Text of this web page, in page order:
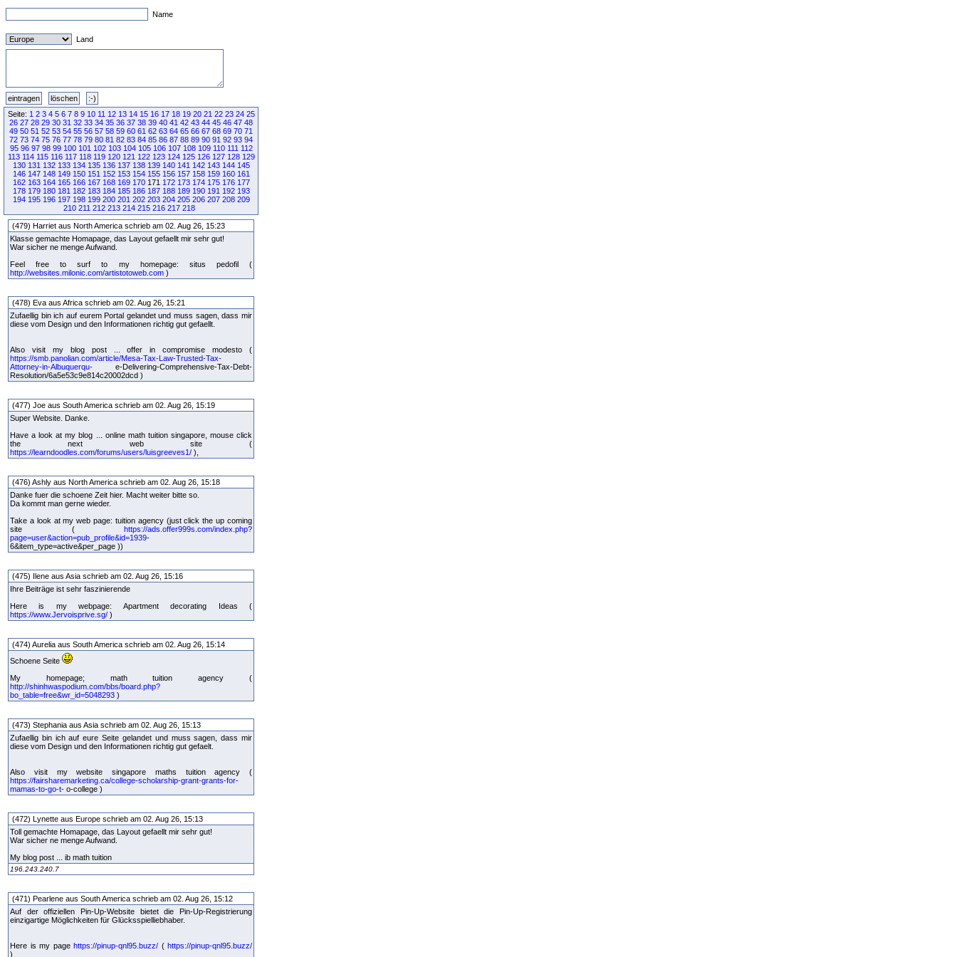
Name
Land
Seite: 1 2 3 4 5 6 7 8 9 10 11 12 13 14 15 16 17 18 19 20 21 22 23 24 25
26 27 28 29 30 31 32 33 34 35 36 37 38 39 40 41 42 43 44 45 46 47 48
49 50 51 52 53 54 55 56 57 58 59 60 61 62 63 64 65 66 67 68 69 70 71
72 73 74 75 76 77 78 79 80 81 82 83 84 85 86 87 88 89 90 91 92 93 94
95 96 97 98 99 100 101 102 103 104 105 106 107 108 109 110 111 112
113 114 115 116 117 118 119 120 121 122 123 124 125 126 127 128 129
130 131 132 133 134 135 136 137 138 139 140 141 142 143 144 145
146 147 148 149 150 151 152 153 154 155 156 157 158 159 160 161
162 163 164 165 166 167 168 169 170171 172 173 174 175 176 177
178 179 180 181 182 183 184 185 186 187 188 189 190 191 192 193
194 195 196 197 198 199 200 201 202 203 204 205 206 207 208 209
210 211 212 213 214 215 216 217 218
(479) Harriet aus North America schrieb am 02. Aug 26, 15:23
Klasse gemachte Homapage, das Layout gefaellt mir sehr gut!
War sicher ne menge Aufwand.
Feel free to surf to my homepage: situs pedofil (
http://websites.milonic.com/artistotoweb.com )
(478) Eva aus Africa schrieb am 02. Aug 26, 15:21
Zufaellig bin ich auf eurem Portal gelandet und muss sagen, dass mir
diese vom Design und den Informationen richtig gut gefaellt.
Also visit my blog post ... offer in compromise modesto (
https://smb.panolian.com/article/Mesa-Tax-Law-Trusted-Tax-
Attorney-in-Albuquerqu- e-Delivering-Comprehensive-Tax-Debt-
Resolution/6a5e53c9e814c20002dcd )
(477) Joe aus South America schrieb am 02. Aug 26, 15:19
Super Website. Danke.
Have a look at my blog ... online math tuition singapore, mouse click
the next web site (
https://learndoodles.com/forums/users/luisgreeves1/ ),
(476) Ashly aus North America schrieb am 02. Aug 26, 15:18
Danke fuer die schoene Zeit hier. Macht weiter bitte so.
Da kommt man gerne wieder.
Take a look at my web page: tuition agency (just click the up coming
site ( https://ads.offer999s.com/index.php?
page=user&action=pub_profile&id=1939-
6&item_type=active&per_page ))
(475) Ilene aus Asia schrieb am 02. Aug 26, 15:16
Ihre Beiträge ist sehr faszinierende
Here is my webpage: Apartment decorating Ideas (
https://www.Jervoisprive.sg/ )
(474) Aurelia aus South America schrieb am 02. Aug 26, 15:14
Schoene Seite
My homepage; math tuition agency (
http://shinhwaspodium.com/bbs/board.php?
bo_table=free&wr_id=5048293 )
(473) Stephania aus Asia schrieb am 02. Aug 26, 15:13
Zufaellig bin ich auf eure Seite gelandet und muss sagen, dass mir
diese vom Design und den Informationen richtig gut gefaelt.
Also visit my website singapore maths tuition agency (
https://fairsharemarketing.ca/college-scholarship-grant-grants-for-
mamas-to-go-t- o-college )
(472) Lynette aus Europe schrieb am 02. Aug 26, 15:13
Toll gemachte Homapage, das Layout gefaellt mir sehr gut!
War sicher ne menge Aufwand.
My blog post ... ib math tuition
196.243.240.7
(471) Pearlene aus South America schrieb am 02. Aug 26, 15:12
Auf der offiziellen Pin-Up-Website bietet die Pin-Up-Registrierung
einzigartige Möglichkeiten für Glücksspielliebhaber.
Here is my page https://pinup-qnl95.buzz/ ( https://pinup-qnl95.buzz/
)